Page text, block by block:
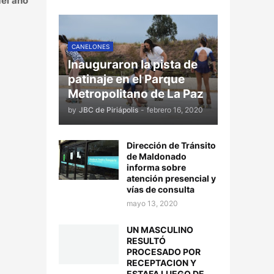
CANELONES
Inauguraron la pista de
patinaje en el Parque
Metropolitano de La Paz
by JBC de Piriápolis - febrero 16, 2020
Dirección de Tránsito
de Maldonado
informa sobre
atención presencial y
vías de consulta
mayo 13, 2020
UN MASCULINO
RESULTÓ
PROCESADO POR
RECEPTACION Y